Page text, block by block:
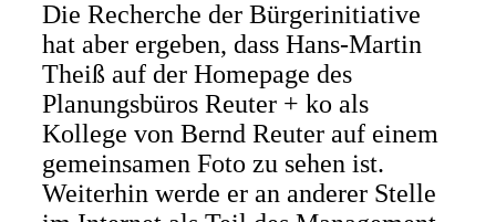
Die Recherche der Bürgerinitiative
hat aber ergeben, dass Hans-Martin
Theiß auf der Homepage des
Planungsbüros Reuter + ko als
Kollege von Bernd Reuter auf einem
gemeinsamen Foto zu sehen ist.
Weiterhin werde er an anderer Stelle